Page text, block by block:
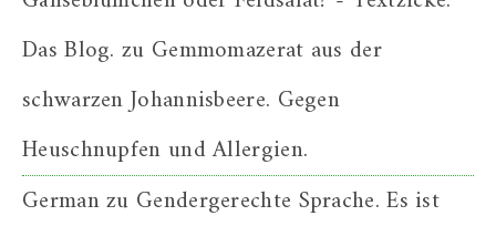
Das Blog. zu Gemmomazerat aus der
schwarzen Johannisbeere. Gegen
Heuschnupfen und Allergien.
Germanzu Gendergerechte Sprache. Es ist